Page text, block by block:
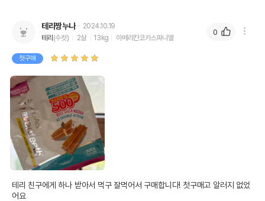
테리짱누나
2024.10.19
테리 (수컷) 2살 13kg 아메리칸코카스파니엘
첫구매
테리 친구에게 하나 받아서 먹구 잘먹어서 구매합니다! 첫구매고 알러지 없었
어요
0